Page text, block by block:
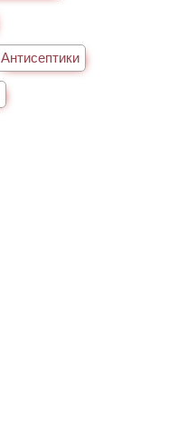
Антисептики